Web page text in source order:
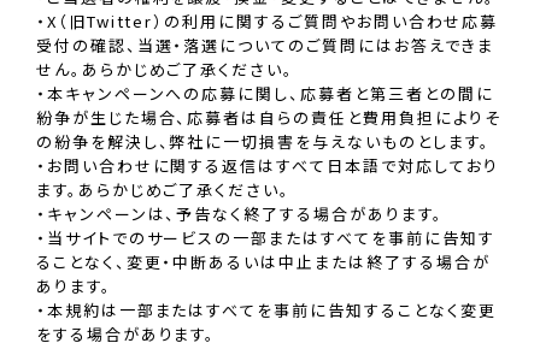
・X（旧Twitter）の利用に関するご質問やお問い合わせ応募
受付の確認、当選・落選についてのご質問にはお答えできま
せん。あらかじめご了承ください。
・本キャンペーンへの応募に関し、応募者と第三者との間に
紛争が生じた場合、応募者は自らの責任と費用負担によりそ
の紛争を解決し、弊社に一切損害を与えないものとします。
・お問い合わせに関する返信はすべて日本語で対応しており
ます。あらかじめご了承ください。
・キャンペーンは、予告なく終了する場合があります。
・当サイトでのサービスの一部またはすべてを事前に告知す
ることなく、変更・中断あるいは中止または終了する場合が
あります。
・本規約は一部またはすべてを事前に告知することなく変更
をする場合があります。